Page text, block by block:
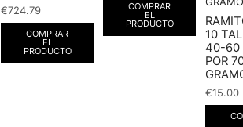
€724.79
COMPRAR
EL
PRODUCTO
COMPRAR
EL
PRODUCTO
10
40-60
POR
€15.00